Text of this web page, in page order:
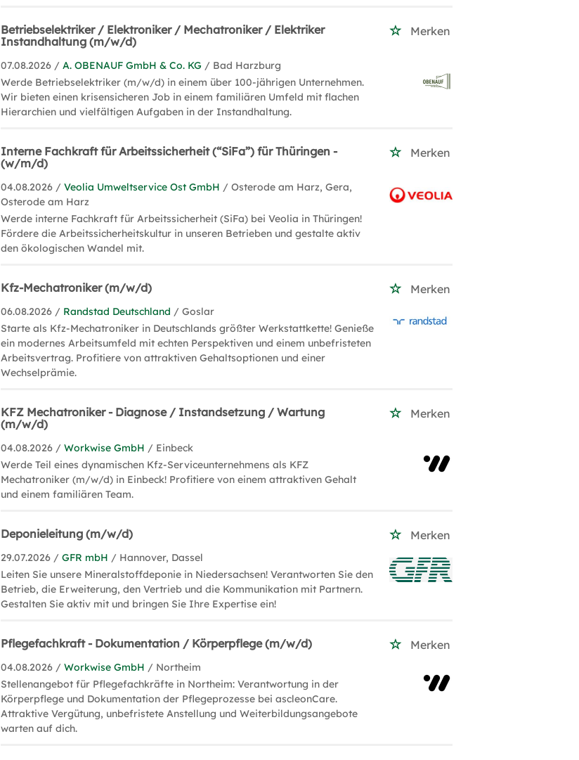
Betriebselektriker / Elektroniker / Mechatroniker / Elektriker
Instandhaltung (m/w/d)
Merken
07.08.2026 /A. OBENAUF GmbH & Co. KG / Bad Harzburg
Werde Betriebselektriker (m/w/d) in einem über 100-jährigen Unternehmen.
Wir bieten einen krisensicheren Job in einem familiären Umfeld mit flachen
Hierarchien und vielfältigen Aufgaben in der Instandhaltung.
Interne Fachkraft für Arbeitssicherheit (“SiFa”) für Thüringen -
(w/m/d)
Merken
04.08.2026 /Veolia Umweltservice Ost GmbH / Osterode am Harz, Gera,
Osterode am Harz
Werde interne Fachkraft für Arbeitssicherheit (SiFa) bei Veolia in Thüringen!
Fördere die Arbeitssicherheitskultur in unseren Betrieben und gestalte aktiv
den ökologischen Wandel mit.
Kfz-Mechatroniker (m/w/d) Merken
06.08.2026 / Randstad Deutschland / Goslar
Starte als Kfz-Mechatroniker in Deutschlands größter Werkstattkette! Genieße
ein modernes Arbeitsumfeld mit echten Perspektiven und einem unbefristeten
Arbeitsvertrag. Profitiere von attraktiven Gehaltsoptionen und einer
Wechselprämie.
KFZ Mechatroniker - Diagnose / Instandsetzung / Wartung
(m/w/d)
Merken
04.08.2026 /Workwise GmbH / Einbeck
Werde Teil eines dynamischen Kfz-Serviceunternehmens als KFZ
Mechatroniker (m/w/d) in Einbeck! Profitiere von einem attraktiven Gehalt
und einem familiären Team.
Deponieleitung (m/w/d) Merken
29.07.2026 /GFR mbH / Hannover, Dassel
Leiten Sie unsere Mineralstoffdeponie in Niedersachsen! Verantworten Sie den
Betrieb, die Erweiterung, den Vertrieb und die Kommunikation mit Partnern.
Gestalten Sie aktiv mit und bringen Sie Ihre Expertise ein!
Pflegefachkraft - Dokumentation / Körperpflege (m/w/d) Merken
04.08.2026 /Workwise GmbH / Northeim
Stellenangebot für Pflegefachkräfte in Northeim: Verantwortung in der
Körperpflege und Dokumentation der Pflegeprozesse bei ascleonCare.
Attraktive Vergütung, unbefristete Anstellung und Weiterbildungsangebote
warten auf dich.